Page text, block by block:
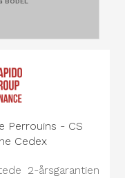
Perrouins - CS
Cedex
2-årsgarantien